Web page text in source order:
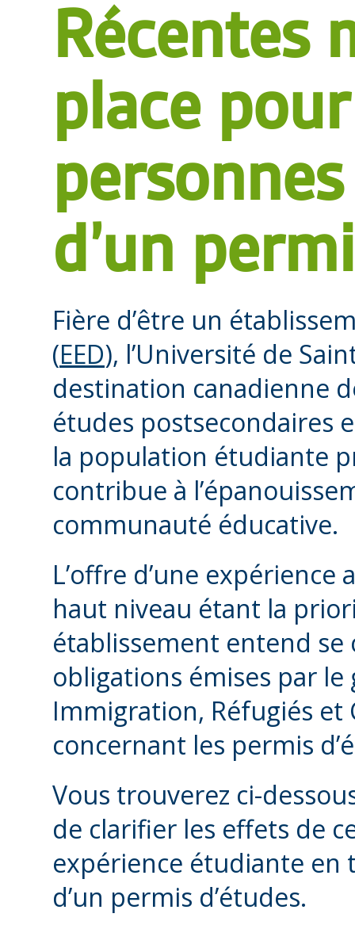
Récentes
place
d’un
Fière d’être un
(EED), l’Université de
destination canadienne
études postsecondaires
la population étudiante
contribue à
communauté éducative.
L’offre d’une
haut niveau étant la
établissement entend
obligations émises par
Immigration, Réfugiés et
concernant les permis
Vous trouverez ci-
de clarifier les effets de
expérience étudiante
d’un permis d’études.